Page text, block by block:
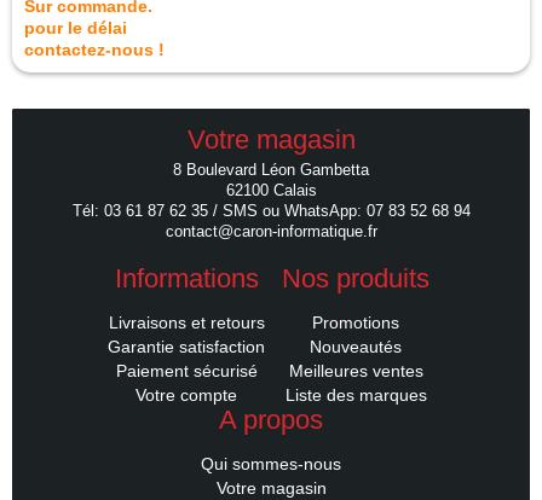
Sur commande.
pour le délai
contactez-nous !
Votre magasin
8 Boulevard Léon Gambetta
62100 Calais
Tél: 03 61 87 62 35 / SMS ou WhatsApp: 07 83 52 68 94
contact@caron-informatique.fr
Informations
Livraisons et retours
Garantie satisfaction
Paiement sécurisé
Votre compte
Nos produits
Promotions
Nouveautés
Meilleures ventes
Liste des marques
A propos
Qui sommes-nous
Votre magasin